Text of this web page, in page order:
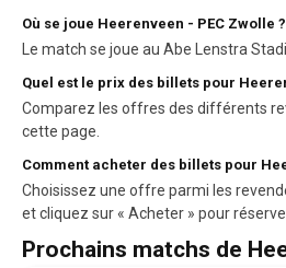
Où se joue Heerenveen - PEC Zwolle ?
Le match se joue au Abe Lenstra
Quel est le prix des billets pour
Comparez les offres des différents
cette page.
Comment acheter des billets pour
Choisissez une offre parmi les
et cliquez sur « Acheter » pour
Prochains matchs de